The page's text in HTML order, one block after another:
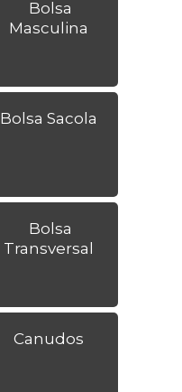
Bolsa
Masculina
Bolsa Sacola
Bolsa
Transversal
Canudos